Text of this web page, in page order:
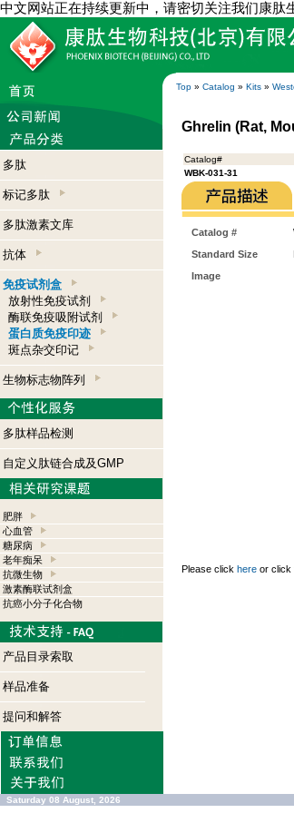
中文网站正在持续更新中，请密切关注我们康
Top » Catalog » Kits »
多肽
标记多肽
多肽激素文库
抗体
免疫试剂盒
放射性免疫试剂
酶联免疫吸附试剂
蛋白质免疫印迹
斑点杂交印记
生物标志物阵列
多肽样品检测
自定义肽链合成及GMP
肥胖
心血管
糖尿病
老年痴呆
抗微生物
激素酶联试剂盒
抗癌小分子化合物
产品目录索取
样品准备
提问和解答
Ghrelin (Rat,
Catalog#
WBK-031-31
Catalog #
Standard Size
Image
Please click here or click
Saturday 08 August, 2026